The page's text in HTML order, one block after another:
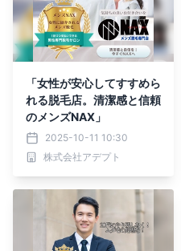
「女性が安心してすすめら
れる脱毛店。清潔感と信頼
のメンズNAX」
2025-10-11 10:30
株式会社アデプト